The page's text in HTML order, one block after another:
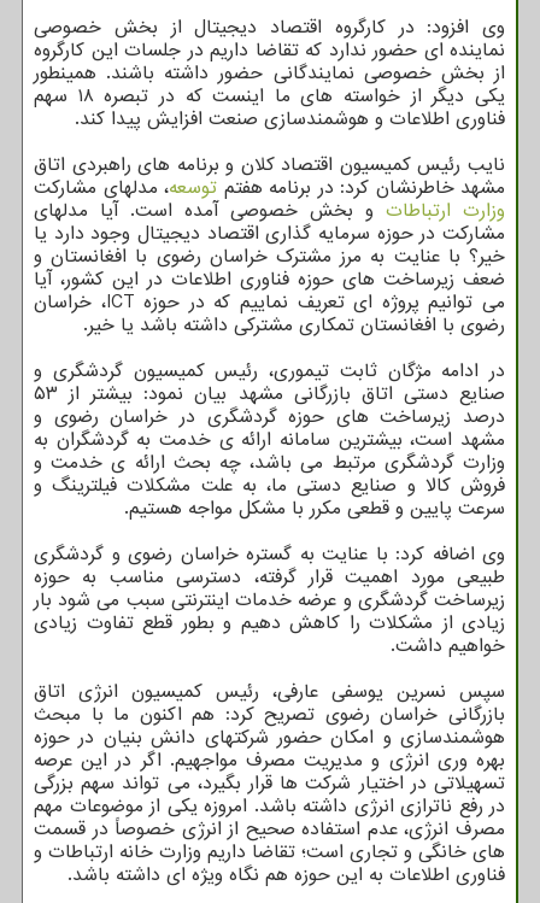
وی افزود: در کارگروه اقتصاد دیجیتال از بخش خصوصی
نماینده ای حضور ندارد که تقاضا داریم در جلسات این کارگروه
از بخش خصوصی نمایندگانی حضور داشته باشند. همینطور
یکی دیگر از خواسته های ما اینست که در تبصره ۱۸ سهم
فناوری اطلاعات و هوشمندسازی صنعت افزایش پیدا کند.
نایب رئیس کمیسیون اقتصاد کلان و برنامه های راهبردی اتاق
مشهد خاطرنشان کرد: در برنامه هفتم توسعه، مدلهای مشارکت
وزارت ارتباطات و بخش خصوصی آمده است. آیا مدلهای
مشارکت در حوزه سرمایه گذاری اقتصاد دیجیتال وجود دارد یا
خیر؟ با عنایت به مرز مشترک خراسان رضوی با افغانستان و
ضعف زیرساخت های حوزه فناوری اطلاعات در این کشور، آیا
می توانیم پروژه ای تعریف نماییم که در حوزه ICT، خراسان
رضوی با افغانستان تمکاری مشترکی داشته باشد یا خیر.
در ادامه مژگان ثابت تیموری، رئیس کمیسیون گردشگری و
صنایع دستی اتاق بازرگانی مشهد بیان نمود: بیشتر از ۵۳
درصد زیرساخت های حوزه گردشگری در خراسان رضوی و
مشهد است، بیشترین سامانه ارائه ی خدمت به گردشگران به
وزارت گردشگری مرتبط می باشد، چه بحث ارائه ی خدمت و
فروش کالا و صنایع دستی ما، به علت مشکلات فیلترینگ و
سرعت پایین و قطعی مکرر با مشکل مواجه هستیم.
وی اضافه کرد: با عنایت به گستره خراسان رضوی و گردشگری
طبیعی مورد اهمیت قرار گرفته، دسترسی مناسب به حوزه
زیرساخت گردشگری و عرضه خدمات اینترنتی سبب می شود بار
زیادی از مشکلات را کاهش دهیم و بطور قطع تفاوت زیادی
خواهیم داشت.
سپس نسرین یوسفی عارفی، رئیس کمیسیون انرژی اتاق
بازرگانی خراسان رضوی تصریح کرد: هم اکنون ما با مبحث
هوشمندسازی و امکان حضور شرکتهای دانش بنیان در حوزه
بهره وری انرژی و مدیریت مصرف مواجهیم. اگر در این عرصه
تسهیلاتی در اختیار شرکت ها قرار بگیرد، می تواند سهم بزرگی
در رفع ناترازی انرژی داشته باشد. امروزه یکی از موضوعات مهم
مصرف انرژی، عدم استفاده صحیح از انرژی خصوصاً در قسمت
های خانگی و تجاری است؛ تقاضا داریم وزارت خانه ارتباطات و
فناوری اطلاعات به این حوزه هم نگاه ویژه ای داشته باشد.